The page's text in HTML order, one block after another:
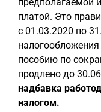
платой. Это
с 01.03.2020 по
пособию по
продлено до
надбавка
налогом.